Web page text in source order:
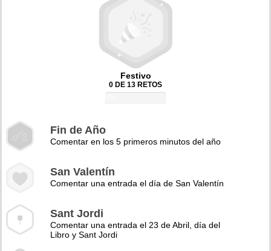
Festivo
0 DE 13 RETOS
Fin de Año
Comentar en los 5 primeros minutos del año
San Valentín
Comentar una entrada el día de San Valentín
Sant Jordi
Comentar una entrada el 23 de Abril, día del
Libro y Sant Jordi